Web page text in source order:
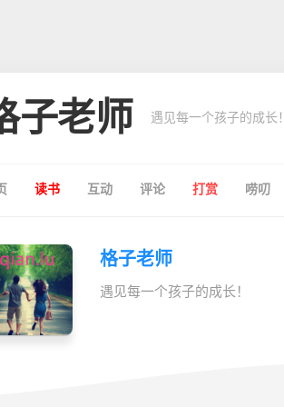
子老师 遇见每一个孩子的成长！
读书 互动 评论 打赏 唠叨
格子老师
遇见每一个孩子的成长！